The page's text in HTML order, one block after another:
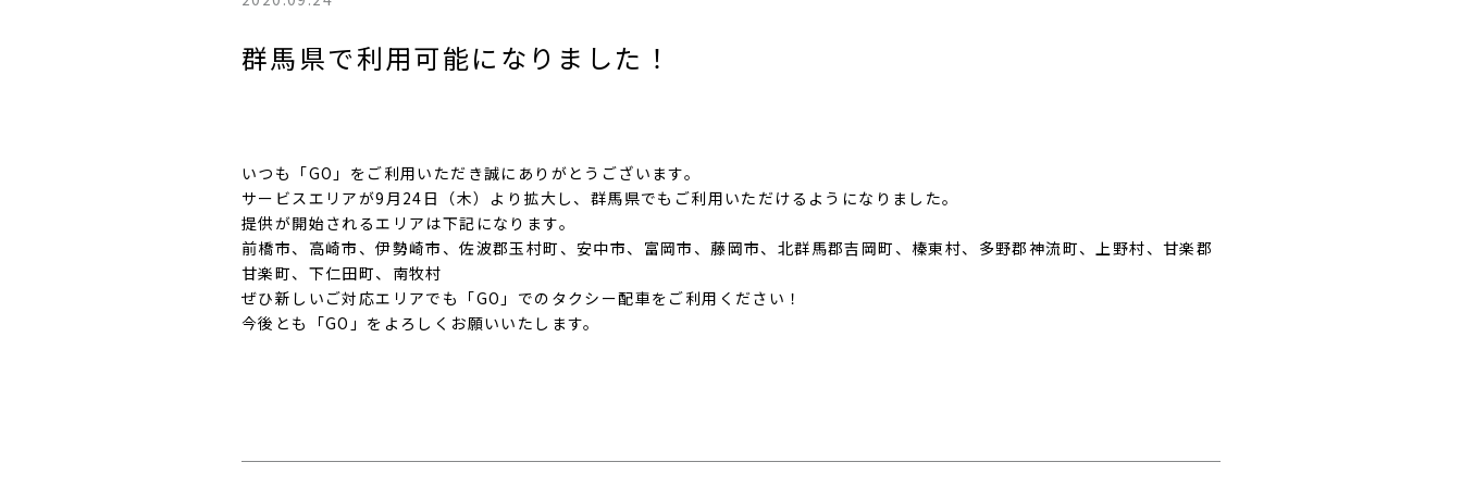
群馬県で利用可能になりました！
いつも「GO」をご利用いただき誠にありがとうございます。
サービスエリアが9月24日（木）より拡大し、群馬県でもご利用いただけるようになりました。
提供が開始されるエリアは下記になります。
前橋市、高崎市、伊勢崎市、佐波郡玉村町、安中市、富岡市、藤岡市、北群馬郡吉岡町、榛東村、多野郡神流町、上野村、甘楽郡
甘楽町、下仁田町、南牧村
ぜひ新しいご対応エリアでも「GO」でのタクシー配車をご利用ください！
今後とも「GO」をよろしくお願いいたします。